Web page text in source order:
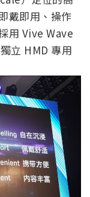
戴即用、操作
用 Vive Wave
立 HMD 專用